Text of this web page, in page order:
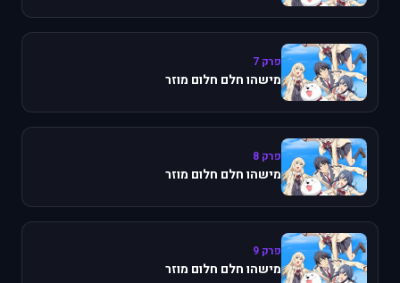
פרק 7
מישהו חלם חלום מוזר
פרק 8
מישהו חלם חלום מוזר
פרק 9
מישהו חלם חלום מוזר